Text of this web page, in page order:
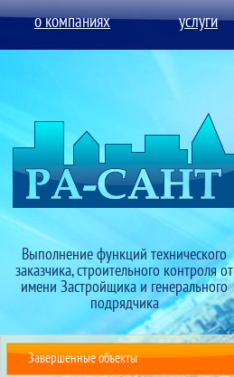
о компаниях услуги
Выполнение функций технического
заказчика, строительного контроля от
имени Застройщика и генерального
подрядчика
Завершенные объекты